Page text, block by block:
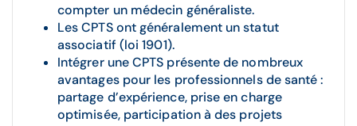
compter un médecin généraliste.
Les CPTS ont généralement un statut
associatif (loi 1901).
Intégrer une CPTS présente de nombreux
avantages pour les professionnels de santé :
partage d’expérience, prise en charge
optimisée, participation à des projets